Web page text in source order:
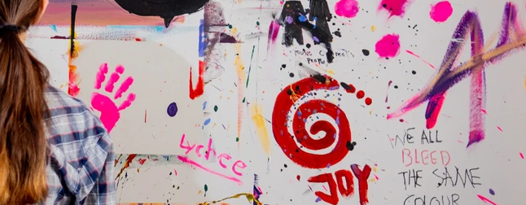
junge Erwachsene zugeschnitten sind. Die
Behandlung erfolgt entweder stationär oder
teilstationär, immer in enger Zusammenarbeit mit
den Eltern. Diese spielen eine aktive Rolle im
Therapieprozess, da die Eltern-Kind-Arbeit einen
zentralen Bestandteil der Behandlung bildet. Wichtig
ist eine Atmosphäre des Vertrauens, in der sich die